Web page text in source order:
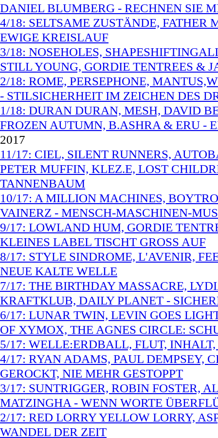
DANIEL BLUMBERG - RECHNEN SIE
4/18: SELTSAME ZUSTÄNDE, FATHER
EWIGE KREISLAUF
3/18: NOSEHOLES,
STILL YOUNG, GORDIE TENTREES &
2/18: ROME, PERSEPHONE,
- STILSICHERHEIT IM ZEICHEN DES
1/18: DURAN DURAN, MESH, DAVID
FROZEN AUTUMN, B.ASHRA & ERU -
2017
11/17: CIEL, SILENT RUNNERS,
PETER MUFFIN, KLEZ.E, LOST
TANNENBAUM
10/17: A MILLION MACHINES,
VAINERZ - MENSCH-MASCHINEN-
9/17: LOWLAND HUM, GORDIE
KLEINES LABEL TISCHT GROSS AUF
8/17: STYLE SINDROME, L'AVENIR,
NEUE KALTE WELLE
7/17: THE BIRTHDAY MASSACRE,
KRAFTKLUB, DAILY PLANET -
6/17: LUNAR TWIN, LEVIN GOES
OF XYMOX, THE AGNES CIRCLE:
5/17: WELLE:ERDBALL, FLUT,
4/17: RYAN ADAMS, PAUL DEMPSEY,
GEROCKT, NIE MEHR GESTOPPT
3/17: SUNTRIGGER, ROBIN FOSTER,
MATZINGHA - WENN WORTE
2/17: RED LORRY YELLOW LORRY,
WANDEL DER ZEIT